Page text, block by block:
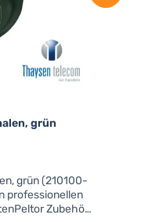
grün
grün (210100-
professionellen
Zubehör